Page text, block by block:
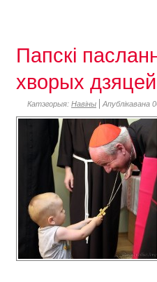
Папскі
хворых
Катэгорыя: Навіны Апублікавана